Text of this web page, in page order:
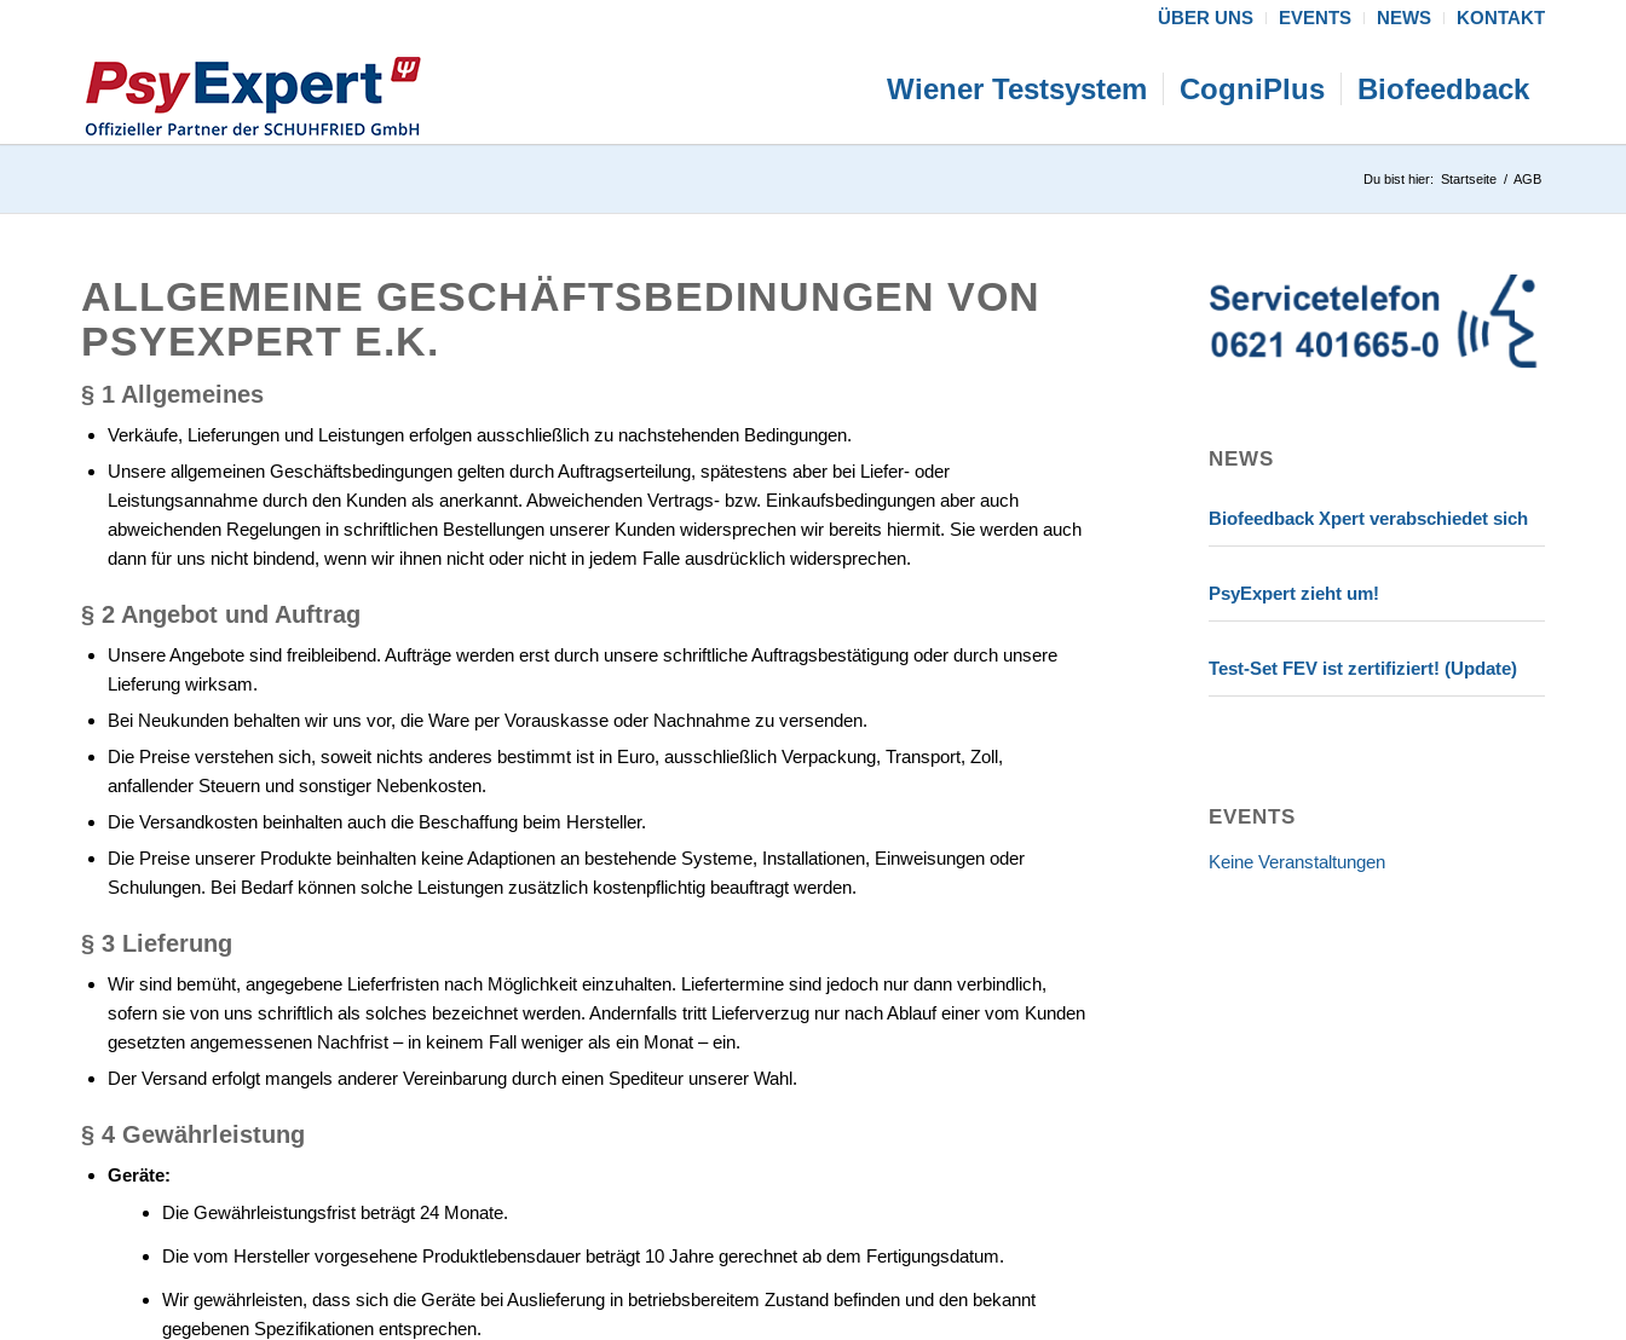
ÜBER UNS EVENTS NEWS KONTAKT
Wiener Testsystem CogniPlus Biofeedback
Du bist hier: Startseite / AGB
ALLGEMEINE GESCHÄFTSBEDINUNGEN VON
PSYEXPERT E.K.
§ 1 Allgemeines
Verkäufe, Lieferungen und Leistungen erfolgen ausschließlich zu nachstehenden Bedingungen.
Unsere allgemeinen Geschäftsbedingungen gelten durch Auftragserteilung, spätestens aber bei Liefer- oder
Leistungsannahme durch den Kunden als anerkannt. Abweichenden Vertrags- bzw. Einkaufsbedingungen aber auch
abweichenden Regelungen in schriftlichen Bestellungen unserer Kunden widersprechen wir bereits hiermit. Sie werden auch
dann für uns nicht bindend, wenn wir ihnen nicht oder nicht in jedem Falle ausdrücklich widersprechen.
§ 2 Angebot und Auftrag
Unsere Angebote sind freibleibend. Aufträge werden erst durch unsere schriftliche Auftragsbestätigung oder durch unsere
Lieferung wirksam.
Bei Neukunden behalten wir uns vor, die Ware per Vorauskasse oder Nachnahme zu versenden.
Die Preise verstehen sich, soweit nichts anderes bestimmt ist in Euro, ausschließlich Verpackung, Transport, Zoll,
anfallender Steuern und sonstiger Nebenkosten.
Die Versandkosten beinhalten auch die Beschaffung beim Hersteller.
Die Preise unserer Produkte beinhalten keine Adaptionen an bestehende Systeme, Installationen, Einweisungen oder
Schulungen. Bei Bedarf können solche Leistungen zusätzlich kostenpflichtig beauftragt werden.
§ 3 Lieferung
Wir sind bemüht, angegebene Lieferfristen nach Möglichkeit einzuhalten. Liefertermine sind jedoch nur dann verbindlich,
sofern sie von uns schriftlich als solches bezeichnet werden. Andernfalls tritt Lieferverzug nur nach Ablauf einer vom Kunden
gesetzten angemessenen Nachfrist – in keinem Fall weniger als ein Monat – ein.
Der Versand erfolgt mangels anderer Vereinbarung durch einen Spediteur unserer Wahl.
§ 4 Gewährleistung
Geräte:
Die Gewährleistungsfrist beträgt 24 Monate.
Die vom Hersteller vorgesehene Produktlebensdauer beträgt 10 Jahre gerechnet ab dem Fertigungsdatum.
Wir gewährleisten, dass sich die Geräte bei Auslieferung in betriebsbereitem Zustand befinden und den bekannt
gegebenen Spezifikationen entsprechen.
NEWS
Biofeedback Xpert verabschiedet sich
PsyExpert zieht um!
Test-Set FEV ist zertifiziert! (Update)
EVENTS
Keine Veranstaltungen